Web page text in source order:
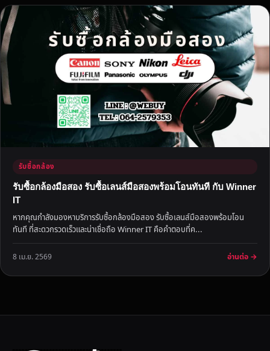
รับซื้อกล้อง
รับซื้อกล้องมือสอง รับซื้อเลนส์มือสองพร้อมโอนทันที กับ Winner
IT
หากคุณกำลังมองหาบริการรับซื้อกล้องมือสอง รับซื้อเลนส์มือสองพร้อมโอน
ทันที ที่สะดวกรวดเร็วและน่าเชื่อถือ Winner IT คือคำตอบที่ค...
8 เม.ย. 2569 อ่านต่อ →